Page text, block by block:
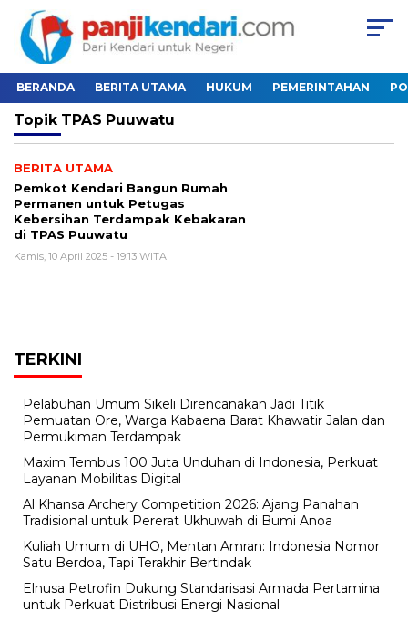
BERANDA BERITA UTAMA HUKUM PEMERINTAHAN
Topik TPAS Puuwatu
BERITA UTAMA
Pemkot Kendari Bangun Rumah
Permanen untuk Petugas
Kebersihan Terdampak Kebakaran
di TPAS Puuwatu
Kamis, 10 April 2025 - 19:13 WITA
TERKINI
Pelabuhan Umum Sikeli Direncanakan Jadi Titik
Pemuatan Ore, Warga Kabaena Barat Khawatir Jalan dan
Permukiman Terdampak
Maxim Tembus 100 Juta Unduhan di Indonesia, Perkuat
Layanan Mobilitas Digital
Al Khansa Archery Competition 2026: Ajang Panahan
Tradisional untuk Pererat Ukhuwah di Bumi Anoa
Kuliah Umum di UHO, Mentan Amran: Indonesia Nomor
Satu Berdoa, Tapi Terakhir Bertindak
Elnusa Petrofin Dukung Standarisasi Armada Pertamina
untuk Perkuat Distribusi Energi Nasional